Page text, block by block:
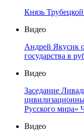
Князь
Видео
Андрей Якусик
государства в
Видео
Заседание
Русского мира»
Видео